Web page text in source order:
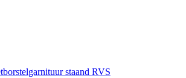
staand RVS